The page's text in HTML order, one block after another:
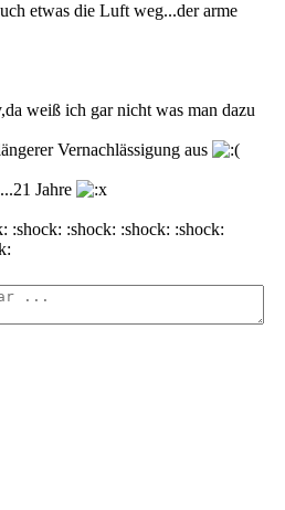
etwas die Luft weg...der arme
weiß ich gar nicht was man dazu
Vernachlässigung aus
Jahre
:shock: :shock: :shock: :shock: